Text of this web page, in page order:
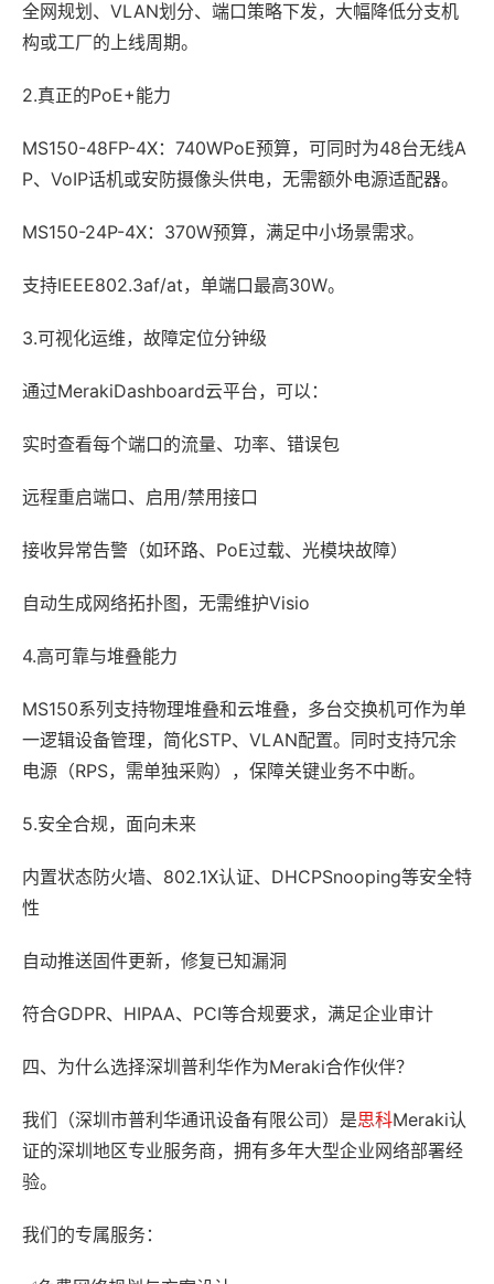
全网规划、VLAN划分、端口策略下发，大幅降低分支机
构或工厂的上线周期。
2.真正的PoE+能力
MS150-48FP-4X：740WPoE预算，可同时为48台无线A
P、VoIP话机或安防摄像头供电，无需额外电源适配器。
MS150-24P-4X：370W预算，满足中小场景需求。
支持IEEE802.3af/at，单端口最高30W。
3.可视化运维，故障定位分钟级
通过MerakiDashboard云平台，可以：
实时查看每个端口的流量、功率、错误包
远程重启端口、启用/禁用接口
接收异常告警（如环路、PoE过载、光模块故障）
自动生成网络拓扑图，无需维护Visio
4.高可靠与堆叠能力
MS150系列支持物理堆叠和云堆叠，多台交换机可作为单
一逻辑设备管理，简化STP、VLAN配置。同时支持冗余
电源（RPS，需单独采购），保障关键业务不中断。
5.安全合规，面向未来
内置状态防火墙、802.1X认证、DHCPSnooping等安全特
性
自动推送固件更新，修复已知漏洞
符合GDPR、HIPAA、PCI等合规要求，满足企业审计
四、为什么选择深圳普利华作为Meraki合作伙伴？
我们（深圳市普利华通讯设备有限公司）是思科Meraki认
证的深圳地区专业服务商，拥有多年大型企业网络部署经
验。
我们的专属服务：